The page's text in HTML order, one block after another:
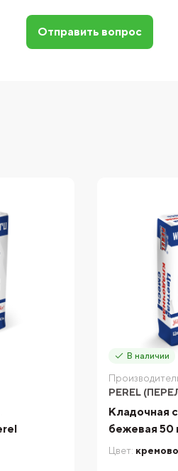
Отправить вопрос
В наличии
PEREL
Кладочная
бежевая 50
Цвет: